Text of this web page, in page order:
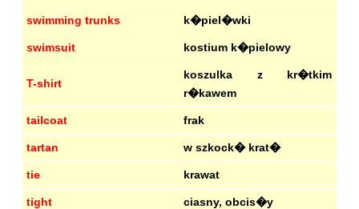
swimming trunks k�piel�wki
swimsuit kostium k�pielowy
T-shirt
koszulka z kr�tkim
r�kawem
tailcoat frak
tartan w szkock� krat�
tie krawat
tight ciasny, obcis�y